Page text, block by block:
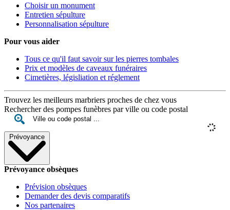
Choisir un monument
Entretien sépulture
Personnalisation sépulture
Pour vous aider
Tous ce qu'il faut savoir sur les pierres tombales
Prix et modèles de caveaux funéraires
Cimetières, législiation et réglement
Trouvez les meilleurs marbriers proches de chez vous
Rechercher des pompes funèbres par ville ou code postal
Prévoyance
Prévoyance obsèques
Prévision obsèques
Demander des devis comparatifs
Nos partenaires